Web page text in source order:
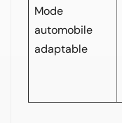
Mode
automobile
adaptable